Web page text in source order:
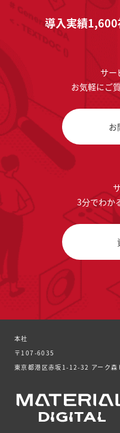
導入実績
サー
お気軽にご
お
3分でわか
本社
〒107-6035
東京都港区赤坂1-12-32 アーク森